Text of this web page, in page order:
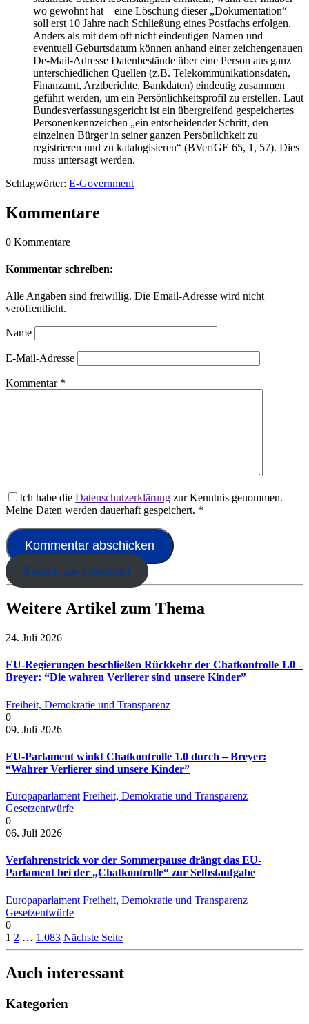
wo gewohnt hat – eine Löschung dieser „Dokumentation“
soll erst 10 Jahre nach Schließung eines Postfachs erfolgen.
Anders als mit dem oft nicht eindeutigen Namen und
eventuell Geburtsdatum können anhand einer zeichengenauen
De-Mail-Adresse Datenbestände über eine Person aus ganz
unterschiedlichen Quellen (z.B. Telekommunikationsdaten,
Finanzamt, Arztberichte, Bankdaten) eindeutig zusammen
geführt werden, um ein Persönlichkeitsprofil zu erstellen. Laut
Bundesverfassungsgericht ist ein übergreifend gespeichertes
Personenkennzeichen „ein entscheidender Schritt, den
einzelnen Bürger in seiner ganzen Persönlichkeit zu
registrieren und zu katalogisieren“ (BVerfGE 65, 1, 57). Dies
muss untersagt werden.
Schlagwörter: E-Government
Kommentare
0 Kommentare
Kommentar schreiben:
Alle Angaben sind freiwillig. Die Email-Adresse wird nicht
veröffentlicht.
Name
E-Mail-Adresse
Kommentar *
Ich habe die Datenschutzerklärung zur Kenntnis genommen.
Meine Daten werden dauerhaft gespeichert. *
Zurück zur Übersicht
Weitere Artikel zum Thema
24. Juli 2026
EU-Regierungen beschließen Rückkehr der Chatkontrolle 1.0 –
Breyer: “Die wahren Verlierer sind unsere Kinder”
Freiheit, Demokratie und Transparenz
0
09. Juli 2026
EU-Parlament winkt Chatkontrolle 1.0 durch – Breyer:
“Wahrer Verlierer sind unsere Kinder”
Europaparlament Freiheit, Demokratie und Transparenz
Gesetzentwürfe
0
06. Juli 2026
Verfahrenstrick vor der Sommerpause drängt das EU-
Parlament bei der „Chatkontrolle“ zur Selbstaufgabe
Europaparlament Freiheit, Demokratie und Transparenz
Gesetzentwürfe
0
1 2 … 1.083 Nächste Seite
Auch interessant
Kategorien